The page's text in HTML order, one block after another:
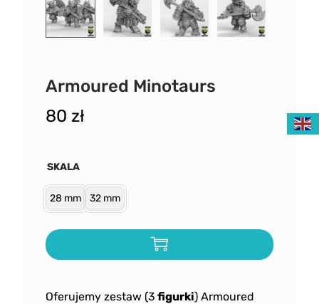
Armoured Minotaurs
80 zł
Oferujemy zestaw (3 figurki) Armoured
SKALA
28 mm 32 mm